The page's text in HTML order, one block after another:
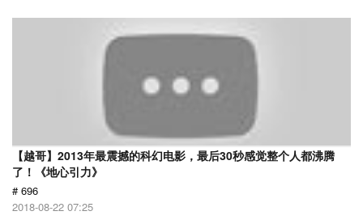
【越哥】2013年最震撼的科幻电影，最后30秒感觉整个人都沸腾
了！《地心引力》
# 696
2018-08-22 07:25